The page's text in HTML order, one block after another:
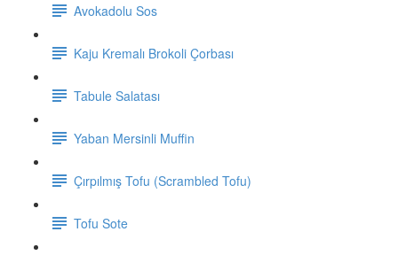
Avokadolu Sos
Kaju Kremalı Brokoli Çorbası
Tabule Salatası
Yaban Mersinli Muffin
Çırpılmış Tofu (Scrambled Tofu)
Tofu Sote